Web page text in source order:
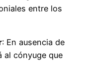
entre los
: En ausencia de
al cónyuge que